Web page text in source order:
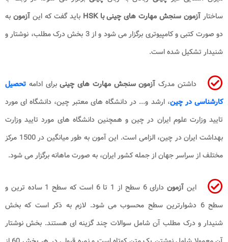
ساختار آزمون سنجش مهارت های چینی با HSK باید گفت که اینآزمون به
دو صورت کتبی و کامپیوتری برگزار می شود و از 3 بخش درک مطلب، نوشتار و
شنیدار تشکیل شده است.
داشتن مدرک آزمون سنجش مهارت های چینیبرای ادامه تحصیل
کارشناسی در چین، ارشد و... در دانشگاه های معتبر چین، دانشگاه ای مورد
تایید وزارت علوم ایران در چین و همچنین دانشگاه های مورد تایید وزارت
بهداشت ایران در چین، الزامی است. این آمون به طور میانگین در 1500 مرکز
مختلف از سراسر جهان از جمله کشور ایران، به صورت ماهانه برگزار می شود.
این آزمون
دارای 6 سطح از 1 تا 6 است که سطح 1 ساده ترین و
سطح 6 دشوارترین سطح محسوب می شود. لازم به ذکر است که بخش
شنیدار و درک مطلب آن شامل سوالات چند گزینه ای هستند. بخش نوشتار